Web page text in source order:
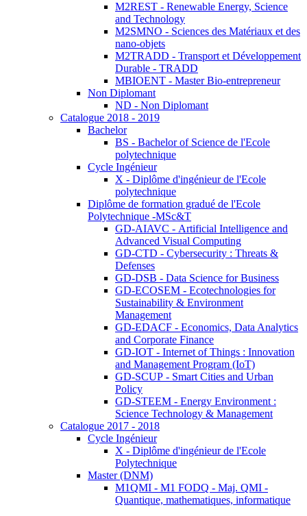
M2REST - Renewable Energy, Science
and Technology
M2SMNO - Sciences des Matériaux et des
nano-objets
M2TRADD - Transport et Développement
Durable - TRADD
MBIOENT - Master Bio-entrepreneur
Non Diplomant
ND - Non Diplomant
Catalogue 2018 - 2019
Bachelor
BS - Bachelor of Science de l'Ecole
polytechnique
Cycle Ingénieur
X - Diplôme d'ingénieur de l'Ecole
polytechnique
Diplôme de formation gradué de l'Ecole
Polytechnique -MSc&T
GD-AIAVC - Artificial Intelligence and
Advanced Visual Computing
GD-CTD - Cybersecurity : Threats &
Defenses
GD-DSB - Data Science for Business
GD-ECOSEM - Ecotechnologies for
Sustainability & Environment
Management
GD-EDACF - Economics, Data Analytics
and Corporate Finance
GD-IOT - Internet of Things : Innovation
and Management Program (IoT)
GD-SCUP - Smart Cities and Urban
Policy
GD-STEEM - Energy Environment :
Science Technology & Management
Catalogue 2017 - 2018
Cycle Ingénieur
X - Diplôme d'ingénieur de l'Ecole
Polytechnique
Master (DNM)
M1QMI - M1 FODQ - Maj. QMI -
Quantique, mathematiques, informatique